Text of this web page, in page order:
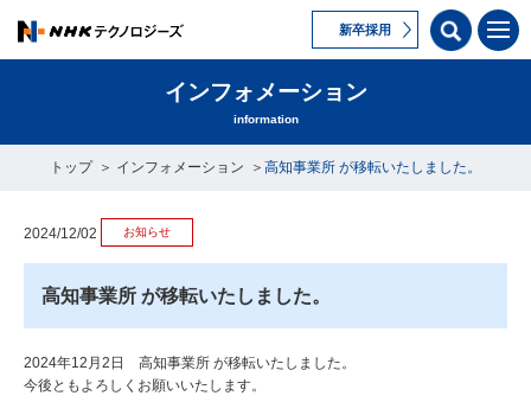
新卒採用
インフォメーション
information
トップ インフォメーション 高知事業所 が移転いたしました。
2024/12/02 お知らせ
高知事業所 が移転いたしました。
2024年12月2日 高知事業所 が移転いたしました。
今後ともよろしくお願いいたします。